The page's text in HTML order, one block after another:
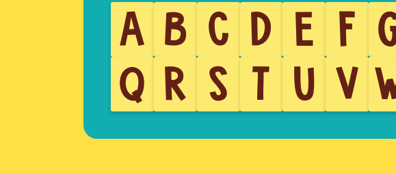
A B C D E F
Q R S T U V